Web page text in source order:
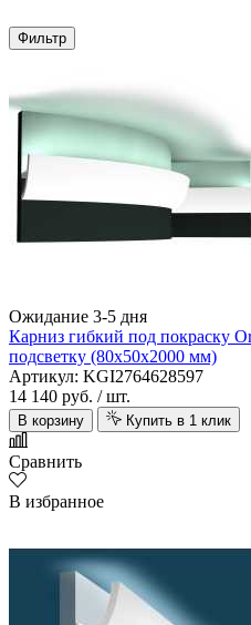
Фильтр
Ожидание 3-5 дня
Карниз гибкий под покраску
подсветку (80х50х2000 мм)
Артикул: KGI2764628597
14 140 руб. / шт.
В корзину Купить в 1 клик
Сравнить
В избранное